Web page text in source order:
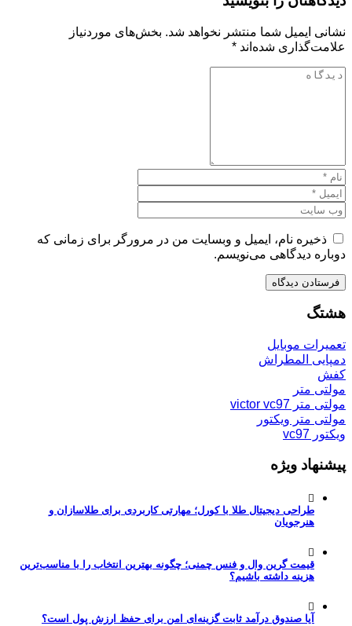
نشانی ایمیل شما منتشر نخواهد شد. بخش‌های موردنیاز
علامت‌گذاری شده‌اند *
ذخیره نام، ایمیل و وبسایت من در مرورگر برای زمانی که
دوباره دیدگاهی می‌نویسم.
هشتگ
تعمیرات موبایل
دمپایی المطراش
کفش
مولتی متر
مولتی متر victor vc97
مولتی متر ویکتور
ویکتور vc97
پیشنهاد ویژه
طراحی دیجیتال طلا با کورل؛ مهارتی کاربردی برای طلاسازان و
هنرجویان
قیمت گرین وال و فنس چمنی؛ چگونه بهترین انتخاب را با مناسب‌ترین
هزینه داشته باشیم؟
آیا صندوق درآمد ثابت گزینه‌ای امن برای حفظ ارزش پول است؟